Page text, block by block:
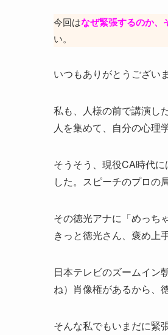
今回はなぜ緊張するのか、
い。
いつもありがとうござい
私も、人様の前で講演した
人を集めて、自分の心理
そうそう、現役CA時代
した。スピーチのプロの
その徳光アナに「めっち
きっと徳光さん、褒め上
日本テレビのズームイン
ね）肖像権があるから、
そんな私でもいまだに緊